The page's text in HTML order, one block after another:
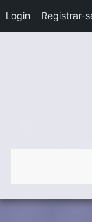
Login Registrar-